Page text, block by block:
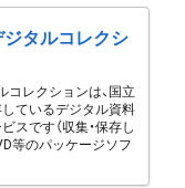
タルコレクシ
コレクションは、国立
しているデジタル資料
スです（収集・保存し
等のパッケージソフ